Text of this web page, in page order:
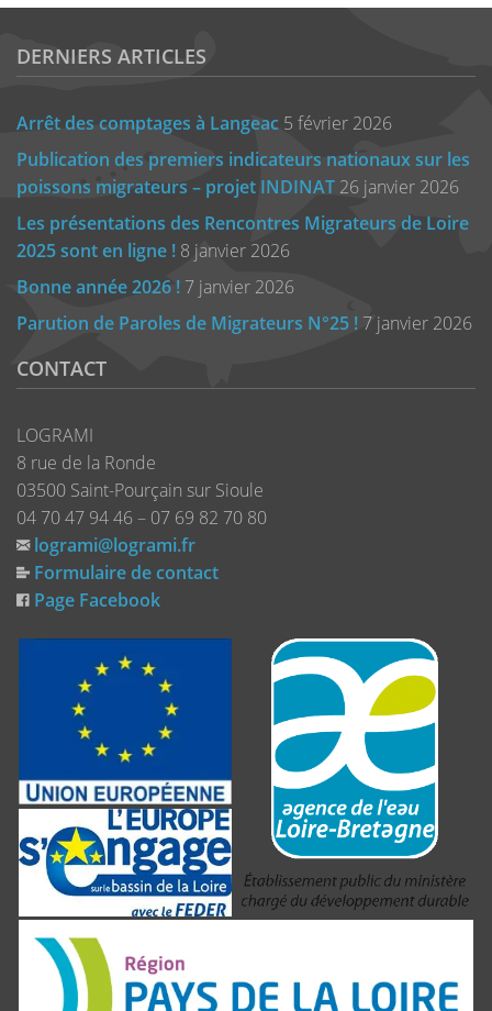
DERNIERS ARTICLES
Arrêt des comptages à Langeac 5 février 2026
Publication des premiers indicateurs nationaux sur les
poissons migrateurs – projet INDINAT 26 janvier 2026
Les présentations des Rencontres Migrateurs de Loire
2025 sont en ligne ! 8 janvier 2026
Bonne année 2026 ! 7 janvier 2026
Parution de Paroles de Migrateurs N°25 ! 7 janvier 2026
CONTACT
LOGRAMI
8 rue de la Ronde
03500 Saint-Pourçain sur Sioule
04 70 47 94 46 – 07 69 82 70 80
logrami@logrami.fr
Formulaire de contact
Page Facebook